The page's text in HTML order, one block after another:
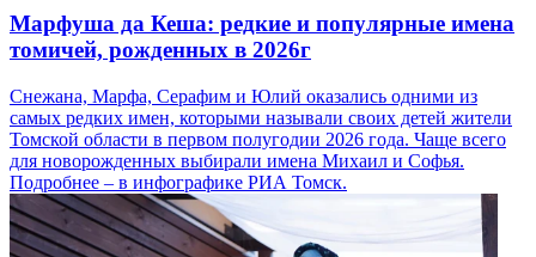
Марфуша да Кеша: редкие и популярные имена
томичей, рожденных в 2026г
Снежана, Марфа, Серафим и Юлий оказались одними из
самых редких имен, которыми называли своих детей жители
Томской области в первом полугодии 2026 года. Чаще всего
для новорожденных выбирали имена Михаил и Софья.
Подробнее – в инфографике РИА Томск.